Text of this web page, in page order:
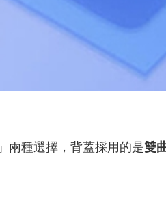
」兩種選擇，背蓋採用的是雙